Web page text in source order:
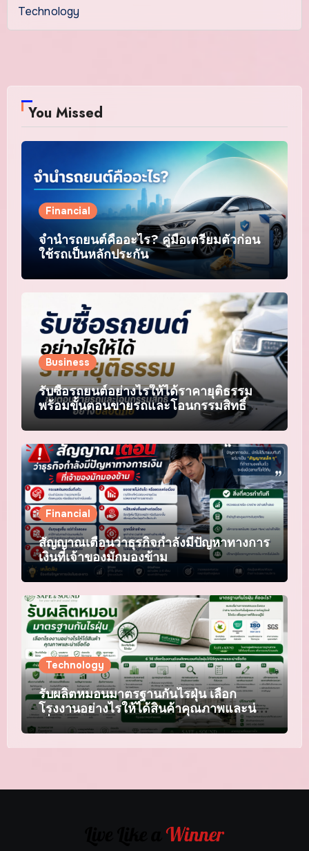
Technology
You Missed
Financial
จำนำรถยนต์คืออะไร? คู่มือเตรียมตัวก่อน
ใช้รถเป็นหลักประกัน
Business
รับซื้อรถยนต์อย่างไรให้ได้ราคายุติธรรม
พร้อมขั้นตอนขายรถและโอนกรรมสิทธิ์
อย่างปลอดภัย
Financial
สัญญาณเตือนว่าธุรกิจกำลังมีปัญหาทางการ
เงินที่เจ้าของมักมองข้าม
Technology
รับผลิตหมอนมาตรฐานกันไรฝุ่น เลือก
โรงงานอย่างไรให้ได้สินค้าคุณภาพและน่า
เชื่อถือ